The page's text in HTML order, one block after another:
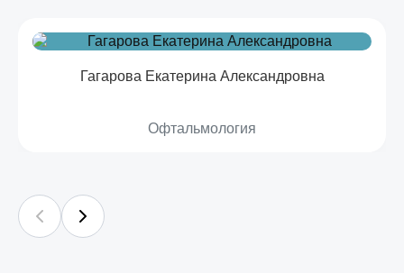
Гагарова Екатерина Александровна
Офтальмология